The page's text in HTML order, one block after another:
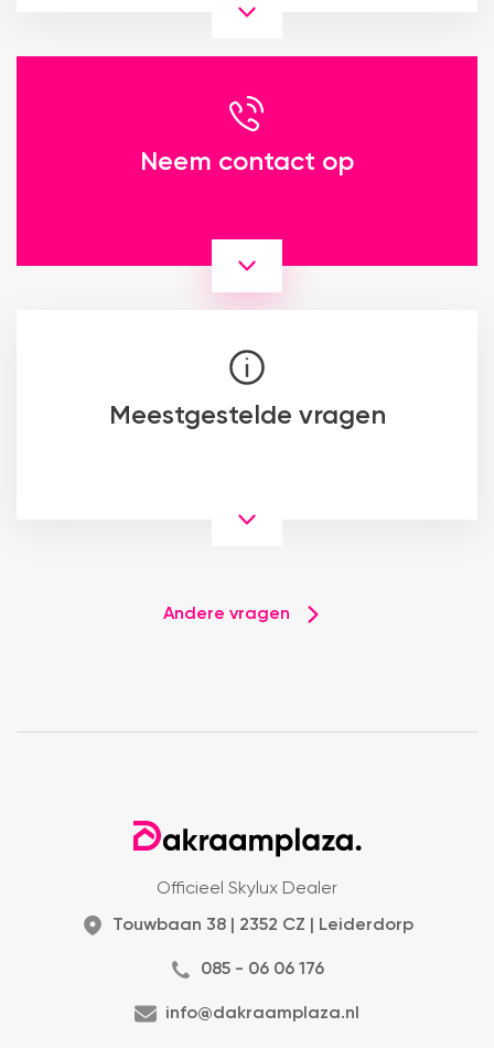
Neem contact op
Meestgestelde vragen
Andere vragen
Officieel Skylux Dealer
Touwbaan 38 | 2352 CZ | Leiderdorp
085 - 06 06 176
info@dakraamplaza.nl